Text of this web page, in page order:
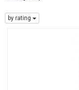
by rating